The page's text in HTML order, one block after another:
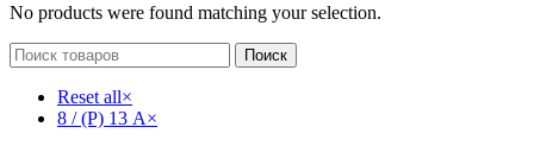
No products were found matching your selection.
Поиск
Reset all×
8 / (P) 13 А×